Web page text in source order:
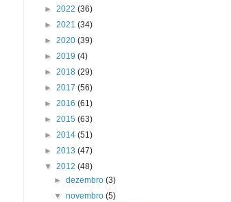
► 2022 (36)
► 2021 (34)
► 2020 (39)
► 2019 (4)
► 2018 (29)
► 2017 (56)
► 2016 (61)
► 2015 (63)
► 2014 (51)
► 2013 (47)
▼ 2012 (48)
►dezembro(3)
▼novembro(5)